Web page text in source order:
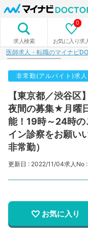
求人検索 お気に入り求
0
医師求人・転職のマイナビ
非常勤(アルバイト)求人
【東京都／渋谷
夜間の募集★月曜
能！19時～24時
イン診察をお願い
非常勤）
更新日 : 2022/11/04求人No
お気に入り